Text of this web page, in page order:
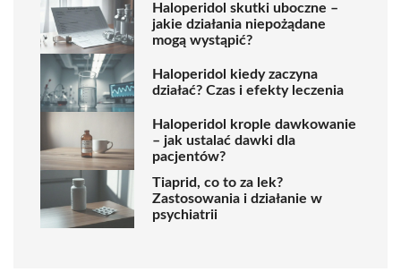
Haloperidol skutki uboczne –
jakie działania niepożądane
mogą wystąpić?
Haloperidol kiedy zaczyna
działać? Czas i efekty leczenia
Haloperidol krople dawkowanie
– jak ustalać dawki dla
pacjentów?
Tiaprid, co to za lek?
Zastosowania i działanie w
psychiatrii